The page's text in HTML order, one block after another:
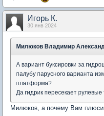
Игорь К.
30 янв 2024
Милюков Владимир
А вариант буксировки за
палубу парусного варианта
платформа?
Да гидрик пересекает рулевые
Милюков, а почему Вам